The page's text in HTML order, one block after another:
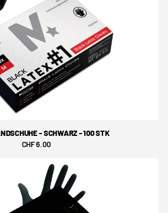
- SCHWARZ - 100 STK
CHF 6.00